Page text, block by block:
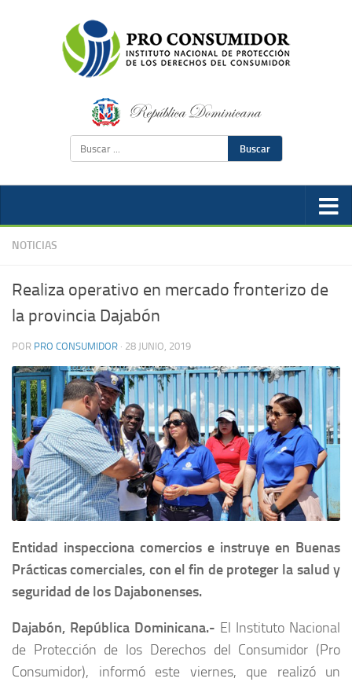
Buscar
NOTICIAS
Realiza operativo en mercado fronterizo de
la provincia Dajabón
POR PRO CONSUMIDOR · 28 JUNIO, 2019
Entidad inspecciona comercios e instruye en Buenas
Prácticas comerciales, con el fin de proteger la salud y
seguridad de los Dajabonenses.
Dajabón, República Dominicana.- El Instituto Nacional
de Protección de los Derechos del Consumidor (Pro
Consumidor), informó este viernes, que realizó un